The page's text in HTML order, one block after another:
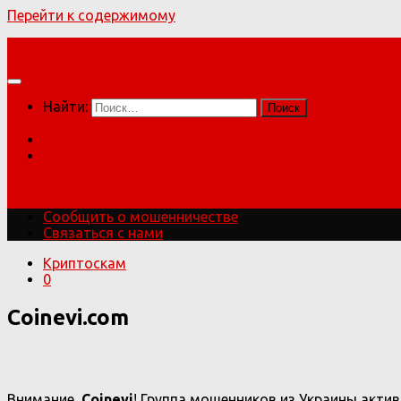
Перейти к содержимому
Найти:
Сообщить о мошенничестве
Связаться с нами
Криптоскам
0
Coinevi.com